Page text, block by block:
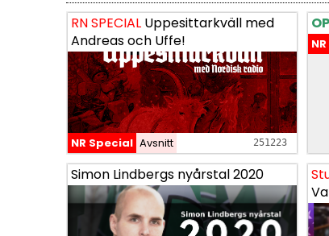
RN SPECIAL Uppesittarkväll med
Andreas och Uffe!
NR Special Avsnitt 251223
Simon Lindbergs nyårstal 2020
RN SPECIAL Uppesittarkväll med
Andreas och Uffe!
NR Special Avsnitt 251223
Simon Lindbergs nyårstal 2020